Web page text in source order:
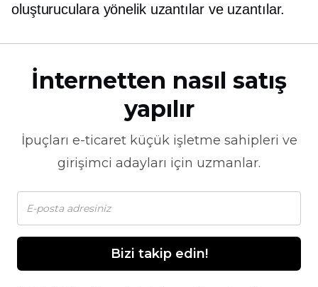
oluşturuculara yönelik uzantılar ve uzantılar.
İnternetten nasıl satış
yapılır
İpuçları e-ticaretküçük işletme sahipleri ve
girişimci adayları için uzmanlar.
Bizi takip edin!